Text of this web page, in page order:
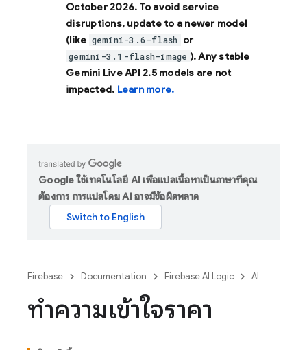
October 2026. To avoid service
disruptions, update to a newer model
(like gemini-3.6-flash or
gemini-3.1-flash-image ). Any stable
Gemini Live API 2.5 models are not
impacted. Learn more.
Google ใช้เทคโนโลยี AI เพื่อแปลเนื้อหาเป็นภาษาที่คุณ
ต้องการ การแปลโดย AI อาจมีข้อผิดพลาด
Firebase Documentation Firebase AI Logic AI
ทำความเข้าใจราคา